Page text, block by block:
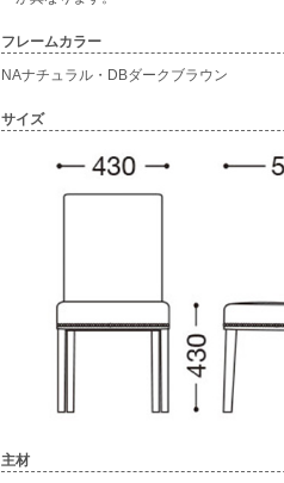
フレームカラー
NAナチュラル・DBダークブラウン
サイズ
主材